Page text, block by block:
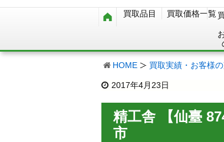
買取品目 買取価格一覧
HOME 買取実績・お客様
2017年4月23日
精工舎 【仙臺
市